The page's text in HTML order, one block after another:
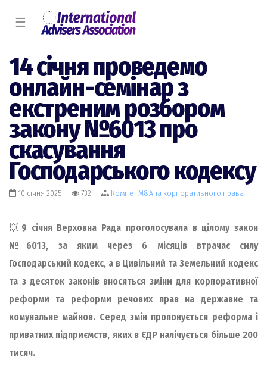
☰
14 січня проведемо
онлайн-семінар з
екстреним розбором
закону №6013 про
скасування
Господарського кодексу
10 січня 2025 732 Комiтет M&A та корпоративного права
💥 9 січня Верховна Рада проголосувала в цілому закон
№6013, за яким через 6 місяців втрачає силу
Господарський кодекс, а в Цивільний та Земельний кодекс
та з десяток законів вносяться зміни для корпоративної
реформи та реформи речових прав на державне та
комунальне майнов. Серед змін пропонується реформа і
приватних підприємств, яких в ЄДР налічується більше 200
тисяч.